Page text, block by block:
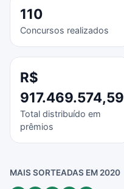
110
Concursos realizados
R$
917.469.574,59
Total distribuído em
prêmios
MAIS SORTEADAS EM 2020